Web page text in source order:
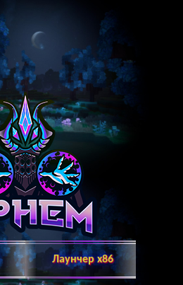
Лаунчер x86